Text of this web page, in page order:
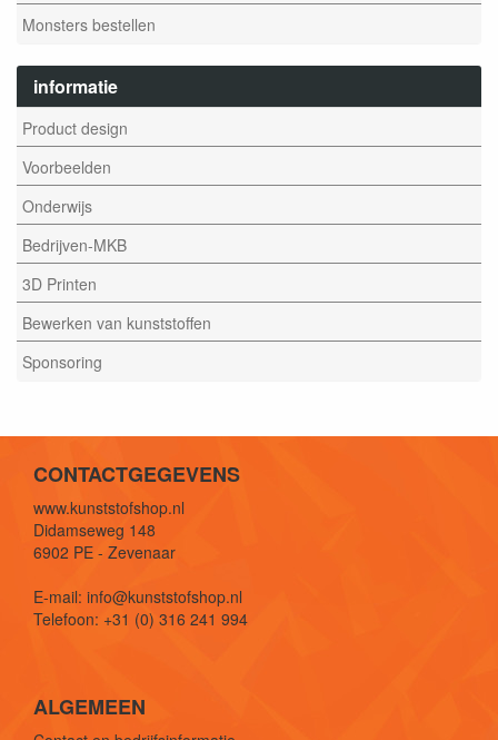
Monsters bestellen
informatie
Product design
Voorbeelden
Onderwijs
Bedrijven-MKB
3D Printen
Bewerken van kunststoffen
Sponsoring
CONTACTGEGEVENS
www.kunststofshop.nl
Didamseweg 148
6902 PE - Zevenaar
E-mail: info@kunststofshop.nl
Telefoon: +31 (0) 316 241 994
ALGEMEEN